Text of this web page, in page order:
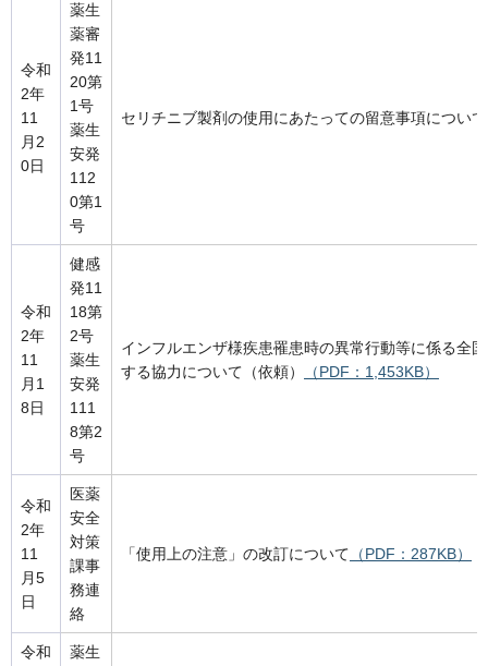
令和
2年
11
月2
0日
薬生
薬審
発11
20第
1号
薬生
安発
112
0第1
号
セリチニブ製剤の使用にあたっての留意事項について
令和
2年
11
月1
8日
健感
発11
18第
2号
薬生
安発
111
8第2
号
インフルエンザ様疾患罹患時の異常行動等に係る全
する協力について（依頼）
（PDF：1,453KB）
令和
2年
11
月5
日
医薬
安全
対策
課事
務連
絡
「使用上の注意」の改訂について （PDF：287KB）
令和
薬生